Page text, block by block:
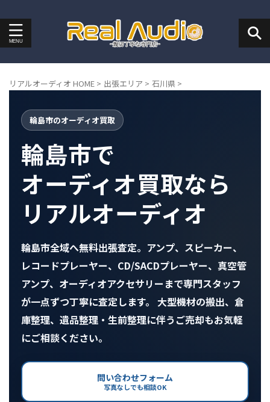
リアルオーディオ HOME > 出張エリア > 石川県 >
輪島市のオーディオ買取
輪島市で
オーディオ買取なら
リアルオーディオ
輪島市全域へ無料出張査定。アンプ、スピーカー、
レコードプレーヤー、CD/SACDプレーヤー、真空管
アンプ、オーディオアクセサリーまで専門スタッフ
が一点ずつ丁寧に査定します。 大型機材の搬出、倉
庫整理、遺品整理・生前整理に伴うご売却もお気軽
にご相談ください。
問い合わせフォーム
写真なしでも相談OK